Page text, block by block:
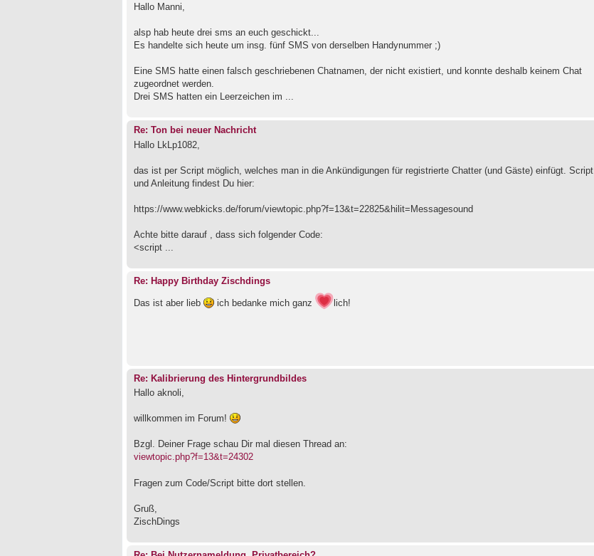
Hallo Manni,
alsp hab heute drei sms an euch geschickt...
Es handelte sich heute um insg. fünf SMS von derselben Handynummer ;)
Eine SMS hatte einen falsch geschriebenen Chatnamen, der nicht existiert, und konnte deshalb keinem Chat
zugeordnet werden.
Drei SMS hatten ein Leerzeichen im ...
Re: Ton bei neuer Nachricht
Hallo LkLp1082,
das ist per Script möglich, welches man in die Ankündigungen für registrierte Chatter (und Gäste) einfügt. Script
und Anleitung findest Du hier:
https://www.webkicks.de/forum/viewtopic.php?f=13&t=22825&hilit=Messagesound
Achte bitte darauf , dass sich folgender Code:
<script ...
Re: Happy Birthday Zischdings
Das ist aber lieb ich bedanke mich ganz lich!
Re: Kalibrierung des Hintergrundbildes
Hallo aknoli,
willkommen im Forum!
Bzgl. Deiner Frage schau Dir mal diesen Thread an:
viewtopic.php?f=13&t=24302
Fragen zum Code/Script bitte dort stellen.
Gruß,
ZischDings